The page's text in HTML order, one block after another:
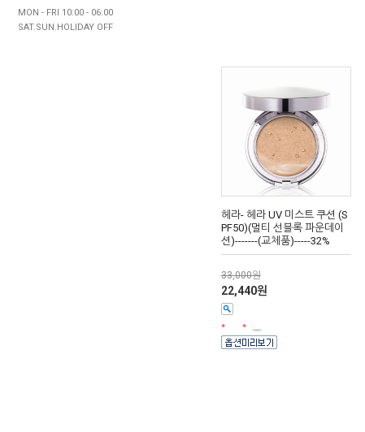
MON - FRI 10:00 - 06:00
SAT.SUN.HOLIDAY OFF
헤라- 헤라 UV 미스트 쿠션 (S
PF50)(멀티 선블록 파운데이
션)-------(교체품)-----32%
33,000원
22,440원